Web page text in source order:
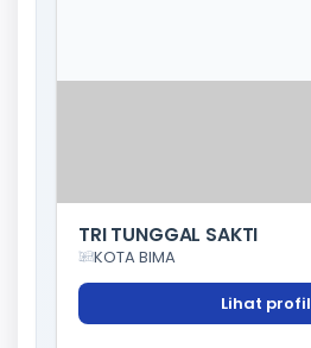
TRI TUNGGAL SAKTI
KOTA BIMA
Lihat profil